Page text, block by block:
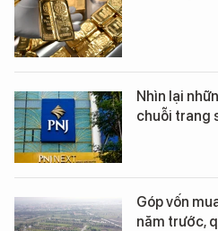
Nhìn lại
chuỗi trang
Góp vốn
năm trước,